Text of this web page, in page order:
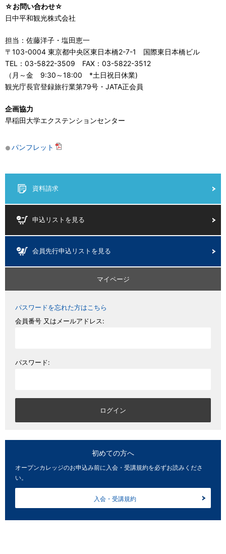
☆お問い合わせ☆
日中平和観光株式会社
担当：佐藤洋子・塩田恵一
〒103-0004 東京都中央区東日本橋2-7-1 国際東日本橋ビル
TEL：03-5822-3509 FAX：03-5822-3512
（月～金 9:30～18:00 *土日祝日休業)
観光庁長官登録旅行業第79号・JATA正会員
企画協力
早稲田大学エクステンションセンター
パンフレット
資料請求
申込リストを見る
会員先行申込リストを見る
マイページ
パスワードを忘れた方はこちら
会員番号 又はメールアドレス:
パスワード:
初めての方へ
オープンカレッジのお申込み前に入会・受講規約を必ずお読みくださ
い。
入会・受講規約